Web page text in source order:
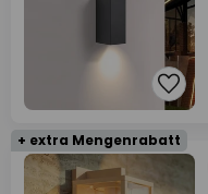
+ extra Mengenrabatt